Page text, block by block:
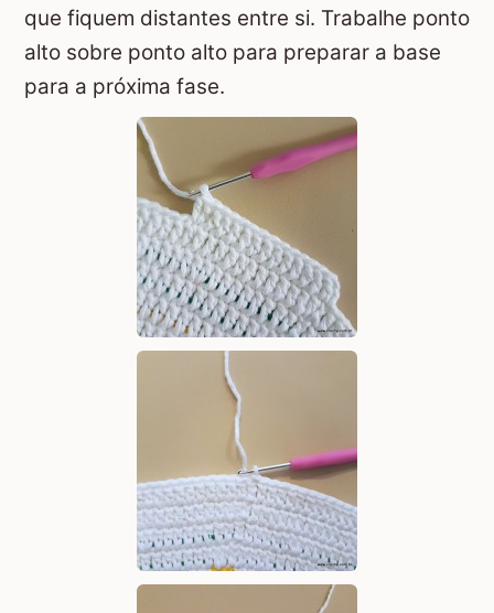
que fiquem distantes entre si. Trabalhe ponto
alto sobre ponto alto para preparar a base
para a próxima fase.